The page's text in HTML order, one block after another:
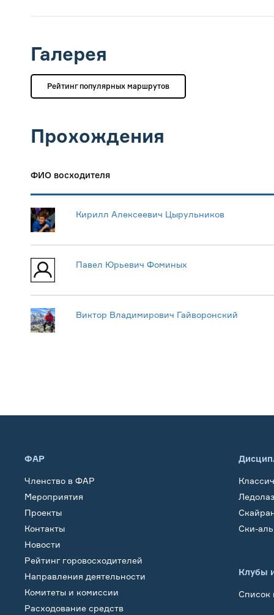
Галерея
Рейтинг популярных маршрутов
Прохождения
ФИО восходителя
Кирилл Алексеевич Цырульников
Павел Юрьевич Фоминых
Виктор Владимирович Гайворонский
ФАР
Членство в ФАР
Мероприятия
Проекты
Контакты
Новости
Рейтинг горовосходителей
Направления деятельности
Комитеты и комиссии
Расходование средств
Ски-
Клубы
Список